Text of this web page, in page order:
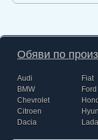
Обяви по
Audi
BMW
Chevrolet
Citroen
Dacia
Fiat
Ford
Lada